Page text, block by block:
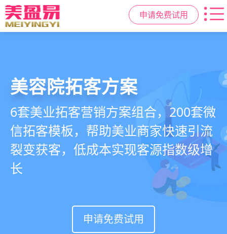
申请免费试用
美业拓客，就用 美盈易
美业全域引流获客+私域运营增长方
案，一站式解决美业门店拓、留、
锁、升难题
申请免费试用
美容院拓客方案
6套美业拓客营销方案组合，200套微
信拓客模板，帮助美业商家快速引流
裂变获客，低成本实现客源指数级增
长
申请免费试用
美业私域运营scrm
从拉新、转化、复购到裂变转介绍面
面俱到，赋能美容顾问销售，实现客
户、业绩
持续增长
申请免费试用